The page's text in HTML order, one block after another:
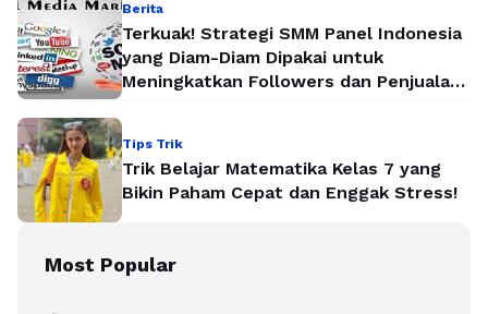
Berita
Terkuak! Strategi SMM Panel Indonesia
yang Diam-Diam Dipakai untuk
Meningkatkan Followers dan Penjualan
Tips Trik
Trik Belajar Matematika Kelas 7 yang
Bikin Paham Cepat dan Enggak Stress!
Most Popular